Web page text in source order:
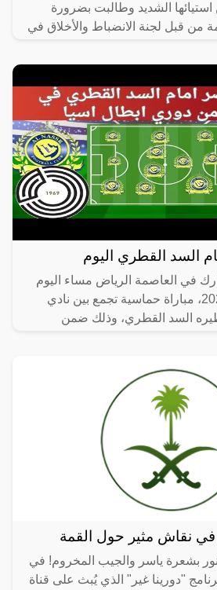
الشديد وطالبت بضرورة
من قبل لجنة الانضباط والأخلاق في
السد القطري اليوم
في العاصمة الرياض مساء اليوم
الإثنين 2 ديسمبر 2024، مباراة حماسية تجمع بين نادي
السد القطري، وذلك ضمن
في نقاش مثير حول القمة
بشعرة ياسر والجيب المخروم! في
"دورينا غير" الذي يُبث على قناة